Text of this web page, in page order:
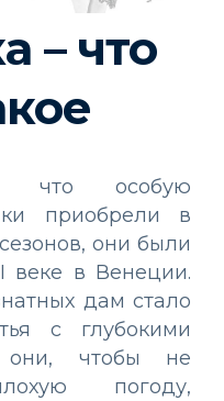
– что
что особую
приобрели в
они были
в Венеции.
дам стало
с глубокими
они, чтобы не
погоду,